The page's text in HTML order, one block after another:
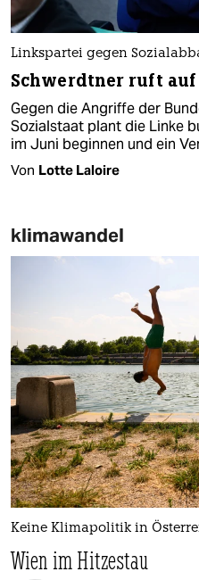
Linkspartei gegen
Schwerdtner ruft
Gegen die Angriffe der
Sozialstaat plant die Linke
im Juni beginnen und ein
Von Lotte Laloire
klimawandel
Keine Klimapolitik in
Wien im Hitzestau